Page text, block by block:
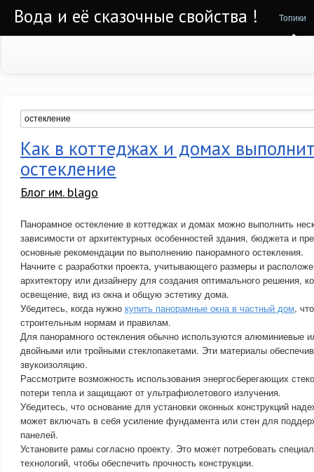
Вода и её сказочные свойства ! Топики
Как в коттеджах и домах
остекление
Блог им. blago
Панорамное остекление в коттеджах и домах можно выполнить
зависимости от архитектурных особенностей здания, бюджета и
основные рекомендации по выполнению панорамного остекления.
Начните с разработки проекта, учитывающего размеры и
архитектору или дизайнеру для создания оптимального решения,
освещение, вид из окна и общую эстетику дома.
Убедитесь, когда нужно купить панорамные окна в частный дом,
строительным нормам и правилам.
Для панорамного остекления обычно используются алюминиевые
двойными или тройными стеклопакетами. Эти материалы
звукоизоляцию.
Рассмотрите возможность использования энергосберегающих
потери тепла и защищают от ультрафиолетового излучения.
Убедитесь, что основание для установки оконных конструкций
может включать в себя усиление фундамента или стен для
панелей.
Установите рамы согласно проекту. Это может потребовать
технологий, чтобы обеспечить прочность конструкции.